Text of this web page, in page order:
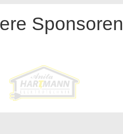
Sponsoren